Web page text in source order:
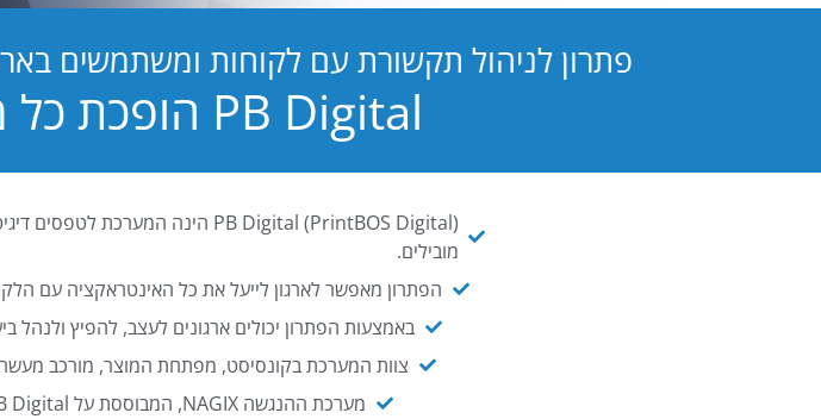
פתרון לניהול תקשורת עם לקוחות ומשתמשים
PB Digital הופכת כל מסמך וטופס, לחוויה!
מובילים.
הפתרון מאפשר לארגון לייעל את כל האינטראקציה עם
באמצעות הפתרון יכולים ארגונים לעצב, להפיץ ולנהל
צוות המערכת בקונסיסט, מפתחת המוצר, מורכב
מערכת ההנגשה NAGIX, המבוססת על PB Digital, מאפשרת להנגיש מסמכים ארגוניים באופן אוטומטי ויעיל.